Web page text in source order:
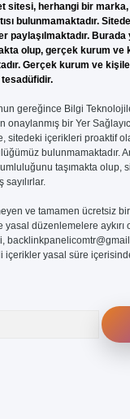
sitesi, herhangi bir
bulunmamaktadır.
paylaşılmaktadır.
olup, gerçek kurum ve
Gerçek kurum ve
gereğince Bilgi
onaylanmış bir Yer
sitedeki içerikleri proaktif
bulunmamaktadır.
taşımakta olup,
ve tamamen ücretsiz
yasal düzenlemelere aykırı
içerikler yasal süre